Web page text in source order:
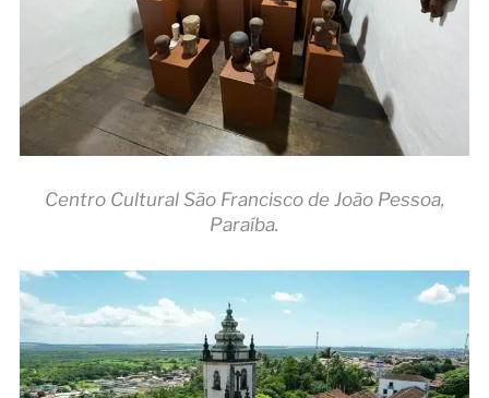
Centro Cultural São Francisco de João Pessoa,
Paraíba.